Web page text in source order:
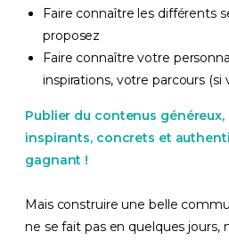
Faire connaître les différents
proposez
Faire connaître votre
inspirations, votre parcours (si
Publier du contenus
inspirants, concrets et
gagnant !
Mais construire une belle
ne se fait pas en quelques jours,